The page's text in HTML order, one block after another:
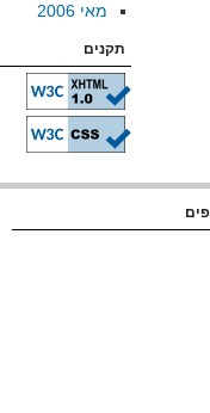
מאי 2006
תקנים